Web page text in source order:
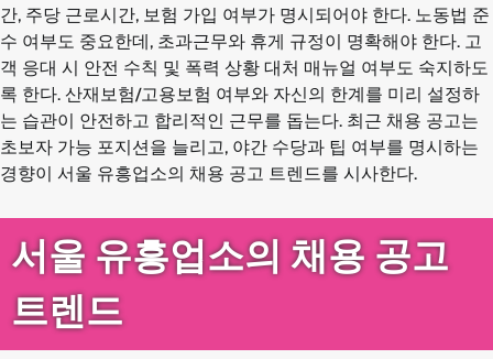
간, 주당 근로시간, 보험 가입 여부가 명시되어야 한다. 노동법 준
수 여부도 중요한데, 초과근무와 휴게 규정이 명확해야 한다. 고
객 응대 시 안전 수칙 및 폭력 상황 대처 매뉴얼 여부도 숙지하도
록 한다. 산재보험/고용보험 여부와 자신의 한계를 미리 설정하
는 습관이 안전하고 합리적인 근무를 돕는다. 최근 채용 공고는
초보자 가능 포지션을 늘리고, 야간 수당과 팁 여부를 명시하는
경향이 서울 유흥업소의 채용 공고 트렌드를 시사한다.
서울 유흥업소의 채용 공고
트렌드